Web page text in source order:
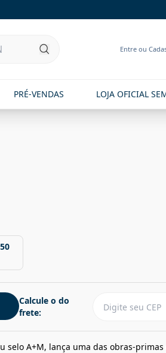
Entre ou
PRÉ-VENDAS LOJA OFICIAL
Calcule o do
frete:
selo A+M, lança uma das obras-